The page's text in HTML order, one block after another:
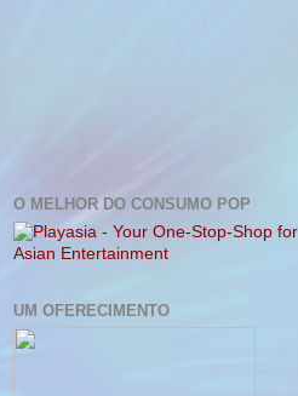
O MELHOR DO CONSUMO POP
UM OFERECIMENTO